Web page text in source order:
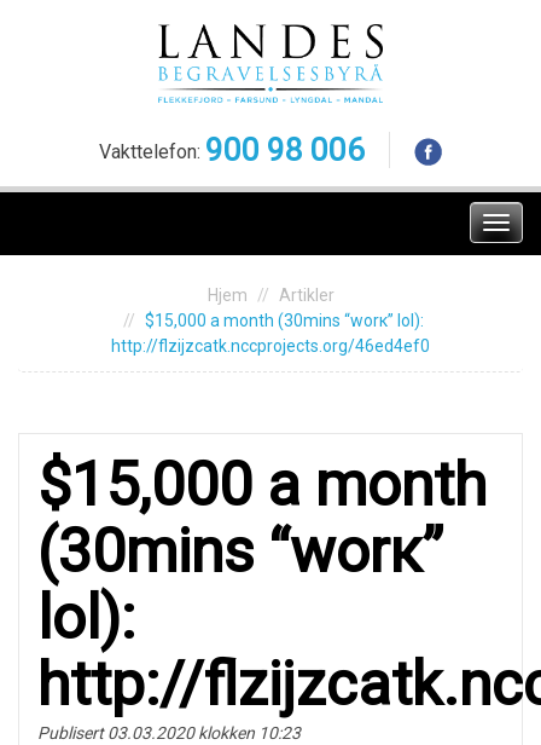
Vakttelefon: 900 98 006
Meny
Hjem
Artikler
$15,000 a mоnth (30mins “worк” lol):
http://flzijzcatk.nccprojects.org/46ed4ef0
$15,000 a mоnth
(30mins “worк”
lol):
http://
Publisert 03.03.2020 klokken 10:23